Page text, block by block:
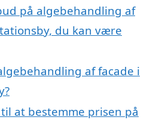
på algebehandling af
du kan være
af facade i
at bestemme prisen på